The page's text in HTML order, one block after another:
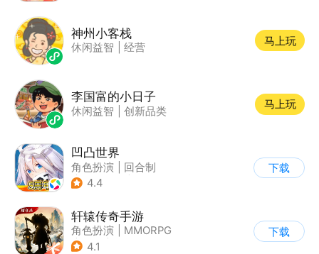
神州小客栈
休闲益智 经营
马上玩
李国富的小日子
休闲益智 创新品类
马上玩
凹凸世界
角色扮演
回合制
| 动漫改编
4.4
下载
轩辕传奇手游
角色扮演
MMORPG
| 神话
4.1
下载